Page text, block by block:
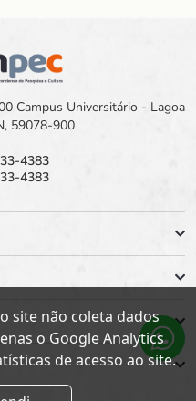
Campus Universitário - Lagoa
59078-900
4383
4383
site não coleta dados
o Google Analytics
de acesso ao site.